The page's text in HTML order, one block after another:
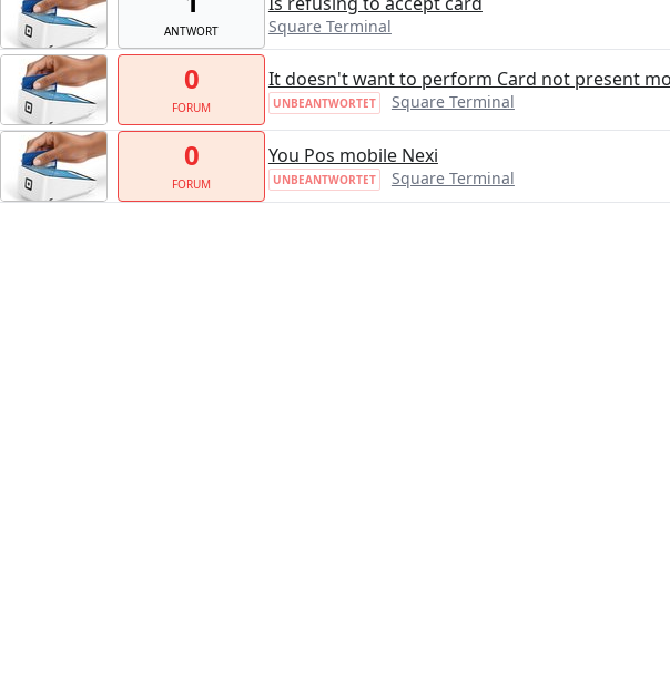
ANTWORT Square Terminal
0
FORUM
It doesn't want to perform Card not present
UNBEANTWORTET Square Terminal
0
FORUM
You Pos mobile Nexi
UNBEANTWORTET Square Terminal